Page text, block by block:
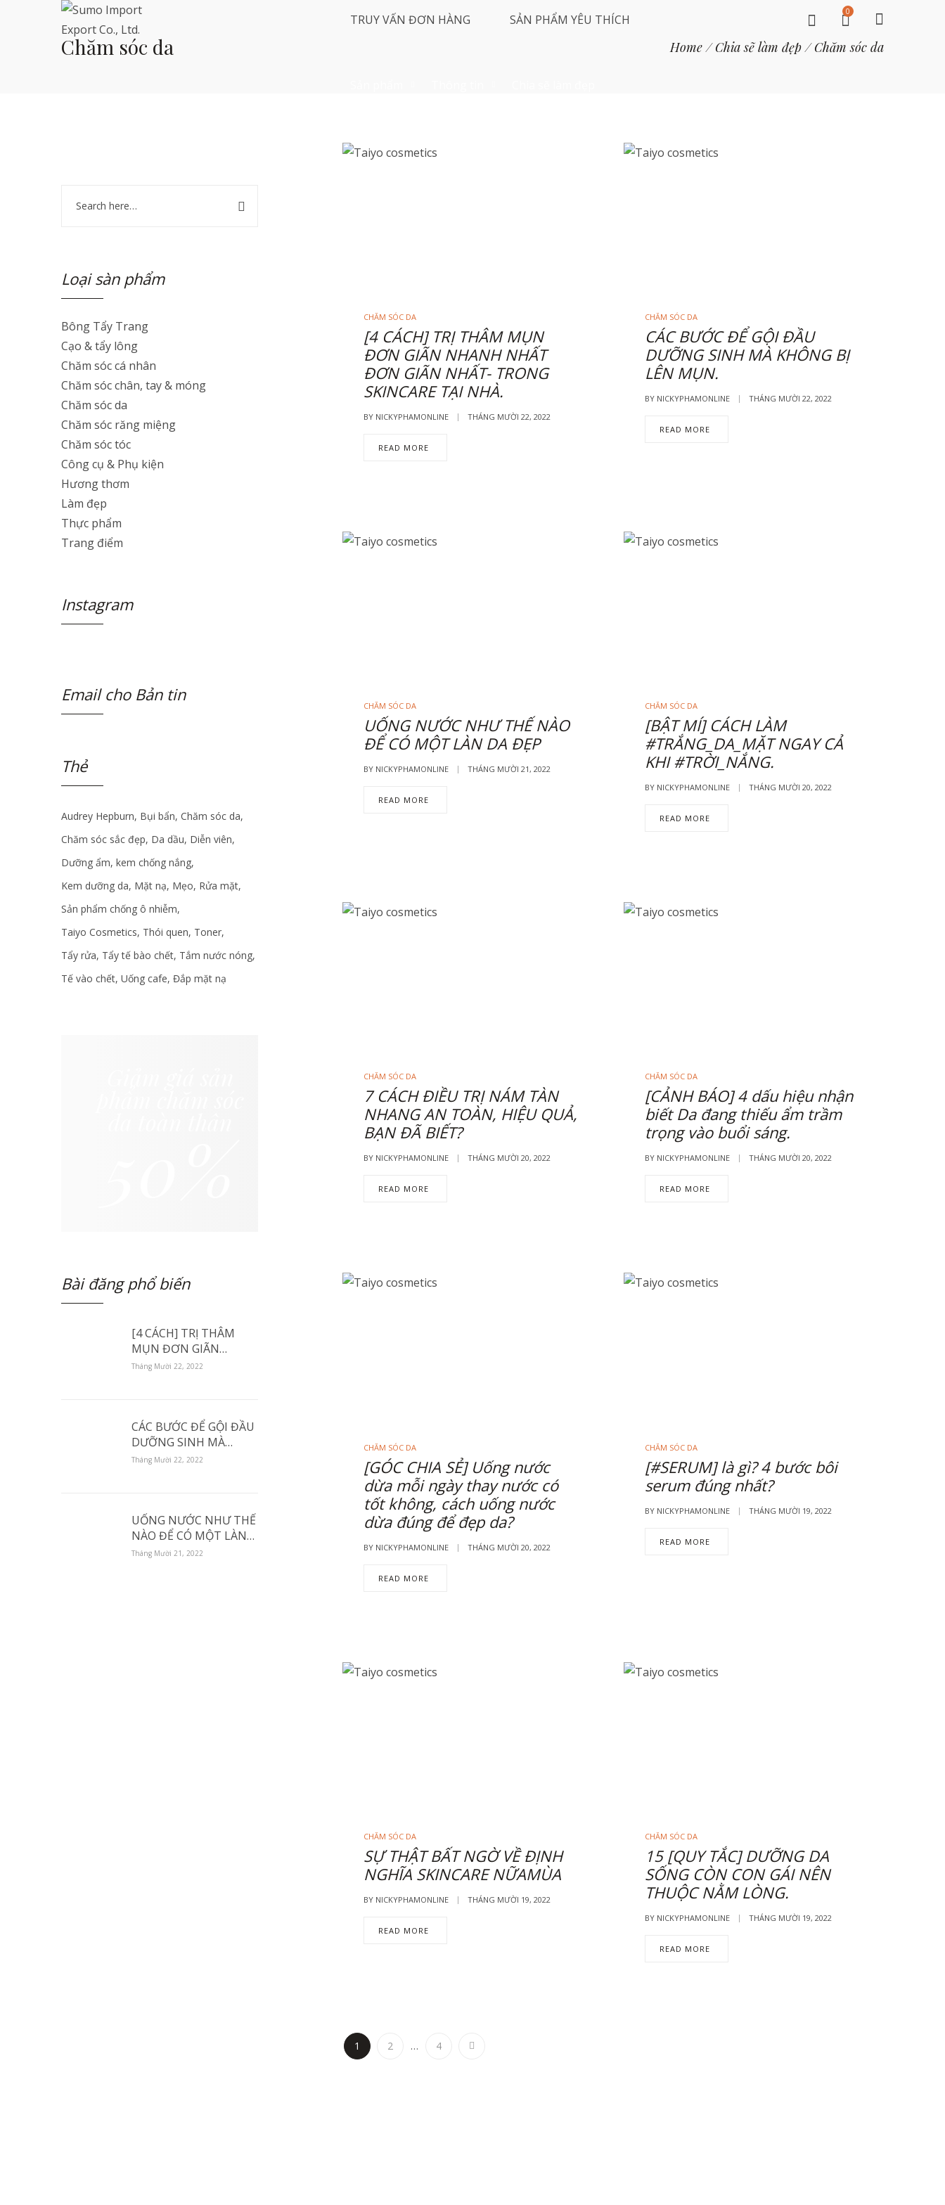
TRUY VẤN ĐƠN HÀNG SẢN PHẨM YÊU THÍCH
0
Chăm sóc da Home / Chia sẽ làm đẹp / Chăm sóc da
Loại sàn phẩm
Bông Tẩy Trang
Cạo & tẩy lông
Chăm sóc cá nhân
Chăm sóc chân, tay & móng
Chăm sóc da
Chăm sóc răng miệng
Chăm sóc tóc
Công cụ & Phụ kiện
Hương thơm
Làm đẹp
Thực phẩm
Trang điểm
Instagram
Email cho Bản tin
Thẻ
Audrey Hepburn Bụi bẩn Chăm sóc da
Chăm sóc sắc đẹp Da dầu Diễn viên
Dưỡng ẩm kem chống nắng
Kem dưỡng da Mặt nạ Mẹo Rửa mặt
Sản phẩm chống ô nhiễm
Taiyo Cosmetics Thói quen Toner
Tẩy rửa Tẩy tế bào chết Tắm nước nóng
Tế vào chết Uống cafe Đắp mặt nạ
Bài đăng phổ biến
[4 CÁCH] TRỊ THÂM
MỤN ĐƠN GIÃN
NHANH NHẤT ĐƠN
Tháng Mười 22, 2022
CÁC BƯỚC ĐỂ GỘI ĐẦU
DƯỠNG SINH MÀ
KHÔNG BỊ LÊN MỤN.
Tháng Mười 22, 2022
UỐNG NƯỚC NHƯ THẾ
NÀO ĐỂ CÓ MỘT LÀN
DA ĐẸP
Tháng Mười 21, 2022
CHĂM SÓC DA
[4 CÁCH] TRỊ THÂM MỤN
ĐƠN GIÃN NHANH NHẤT
ĐƠN GIÃN NHẤT- TRONG
SKINCARE TẠI NHÀ.
BY NICKYPHAMONLINE THÁNG MƯỜI 22, 2022
READ MORE
CHĂM SÓC DA
CÁC BƯỚC ĐỂ GỘI ĐẦU
DƯỠNG SINH MÀ KHÔNG BỊ
LÊN MỤN.
BY NICKYPHAMONLINE THÁNG MƯỜI 22, 2022
READ MORE
CHĂM SÓC DA
UỐNG NƯỚC NHƯ THẾ NÀO
ĐỂ CÓ MỘT LÀN DA ĐẸP
BY NICKYPHAMONLINE THÁNG MƯỜI 21, 2022
READ MORE
CHĂM SÓC DA
[BẬT MÍ] CÁCH LÀM
#TRẮNG_DA_MẶT NGAY CẢ
KHI #TRỜI_NẮNG.
BY NICKYPHAMONLINE THÁNG MƯỜI 20, 2022
READ MORE
CHĂM SÓC DA
7 CÁCH ĐIỀU TRỊ NÁM TÀN
NHANG AN TOÀN, HIỆU QUẢ,
BẠN ĐÃ BIẾT?
BY NICKYPHAMONLINE THÁNG MƯỜI 20, 2022
READ MORE
CHĂM SÓC DA
[CẢNH BÁO] 4 dấu hiệu nhận
biết Da đang thiếu ẩm trầm
trọng vào buổi sáng.
BY NICKYPHAMONLINE THÁNG MƯỜI 20, 2022
READ MORE
CHĂM SÓC DA
[GÓC CHIA SẺ] Uống nước
dừa mỗi ngày thay nước có
tốt không, cách uống nước
dừa đúng để đẹp da?
BY NICKYPHAMONLINE THÁNG MƯỜI 20, 2022
READ MORE
CHĂM SÓC DA
[#SERUM] là gì? 4 bước bôi
serum đúng nhất?
BY NICKYPHAMONLINE THÁNG MƯỜI 19, 2022
READ MORE
CHĂM SÓC DA
SỰ THẬT BẤT NGỜ VỀ ĐỊNH
NGHĨA SKINCARE NỮAMÙA
BY NICKYPHAMONLINE THÁNG MƯỜI 19, 2022
READ MORE
CHĂM SÓC DA
15 [QUY TẮC] DƯỠNG DA
SỐNG CÒN CON GÁI NÊN
THUỘC NẰM LÒNG.
BY NICKYPHAMONLINE THÁNG MƯỜI 19, 2022
READ MORE
1 2 … 4